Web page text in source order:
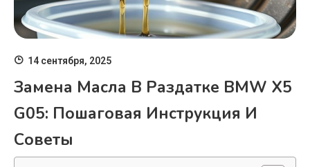
14 сентября, 2025
Замена Масла В Раздатке BMW X5
G05: Пошаговая Инструкция И
Советы